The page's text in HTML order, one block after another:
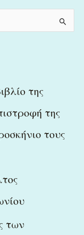
της
της
τους
των